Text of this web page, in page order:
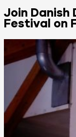
Join Danish
Festival on